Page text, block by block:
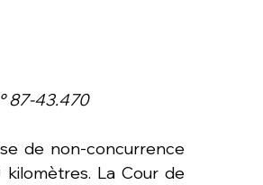
87-43.470
de non-concurrence
La Cour de